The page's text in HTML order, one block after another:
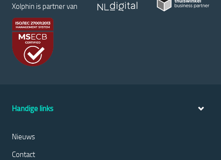
Xolphin is partner van
Handige links
Nieuws
Contact